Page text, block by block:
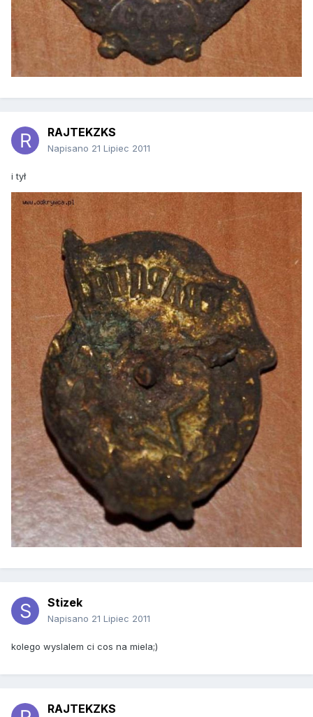
RAJTEKZKS
Napisano 21 Lipiec 2011
i tył
Stizek
Napisano 21 Lipiec 2011
kolego wyslalem ci cos na miela;)
RAJTEKZKS